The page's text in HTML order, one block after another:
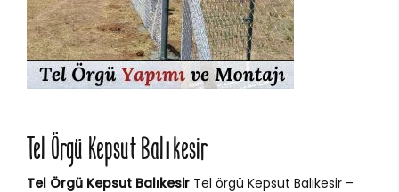
Tel Örgü Kepsut Balıkesir
Tel Örgü Kepsut Balıkesir Tel örgü Kepsut Balıkesir –